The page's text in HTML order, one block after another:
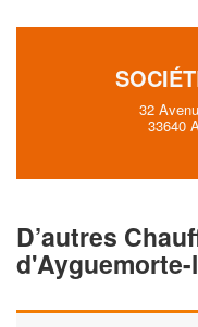
32
33640
D’autres